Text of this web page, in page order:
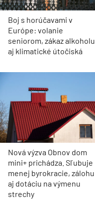
Boj s horúčavami v
Európe: volanie
seniorom, zákaz alkoholu
aj klimatické útočiská
Nová výzva Obnov dom
mini+ prichádza. Sľubuje
menej byrokracie, zálohu
aj dotáciu na výmenu
strechy